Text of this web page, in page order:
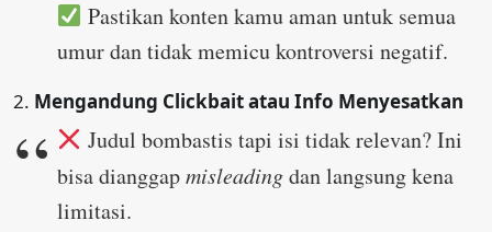
Pastikan konten kamu aman untuk semua
umur dan tidak memicu kontroversi negatif.
2. Mengandung Clickbait atau Info Menyesatkan
Judul bombastis tapi isi tidak relevan? Ini
bisa dianggapmisleadingdan langsung kena
limitasi.